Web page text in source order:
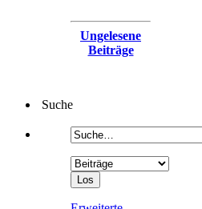
Ungelesene
Beiträge
Suche